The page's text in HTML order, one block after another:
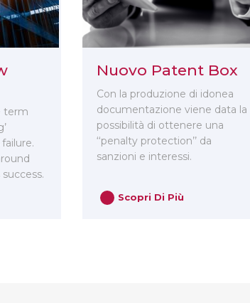
term
Nuovo Patent Box
Con la produzione di idonea
documentazione viene data la
possibilità di ottenere una
‘‘penalty protection’’ da
sanzioni e interessi.
Scopri Di Più